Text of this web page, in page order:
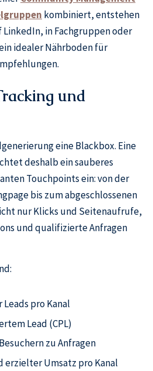
kombiniert, entstehen
in Fachgruppen oder
idealer Nährboden für
und
eine Blackbox. Eine
deshalb ein sauberes
Touchpoints ein: von der
bis zum abgeschlossenen
nur Klicks und Seitenaufrufe,
und qualifizierte Anfragen
pro Kanal
Lead (CPL)
zu Anfragen
erzielter Umsatz pro Kanal